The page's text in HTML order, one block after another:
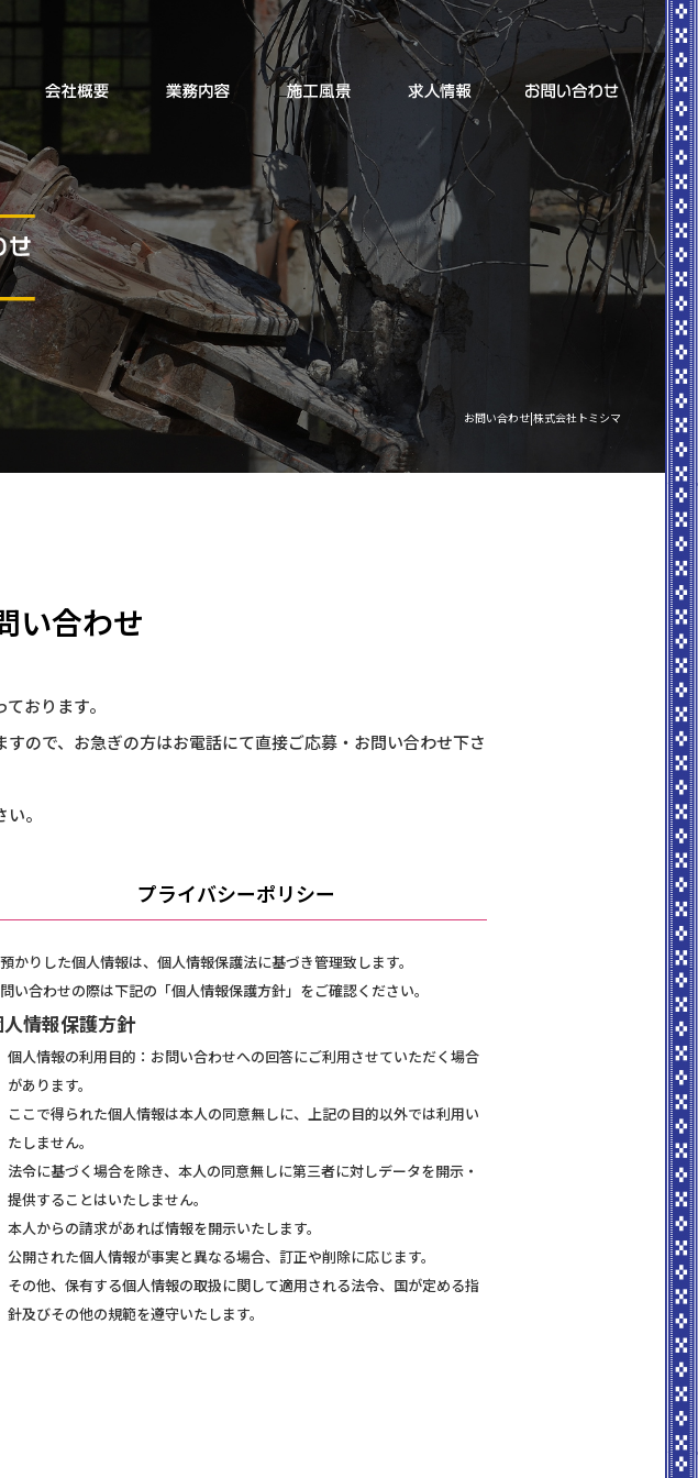
お問い合わせ|株式会社トミシマ
い合わせ
おります。
ので、お急ぎの方はお電話にて直接ご応募・お問い合わせ下さ
。
プライバシーポリシー
かりした個人情報は、個人情報保護法に基づき管理致します。
い合わせの際は下記の「個人情報保護方針」をご確認ください。
情報保護方針
個人情報の利用目的：お問い合わせへの回答にご利用させていただく場合
があります。
ここで得られた個人情報は本人の同意無しに、上記の目的以外では利用い
たしません。
法令に基づく場合を除き、本人の同意無しに第三者に対しデータを開示・
提供することはいたしません。
本人からの請求があれば情報を開示いたします。
公開された個人情報が事実と異なる場合、訂正や削除に応じます。
その他、保有する個人情報の取扱に関して適用される法令、国が定める指
針及びその他の規範を遵守いたします。